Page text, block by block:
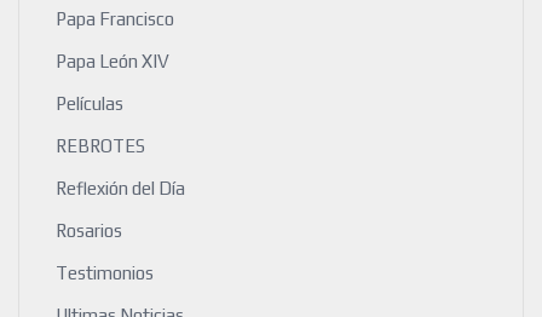
Papa Francisco
Papa León XIV
Películas
REBROTES
Reflexión del Día
Rosarios
Testimonios